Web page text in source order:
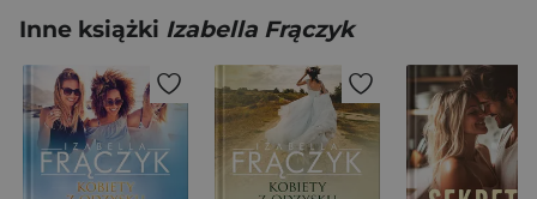
Inne książki Izabella Frączyk